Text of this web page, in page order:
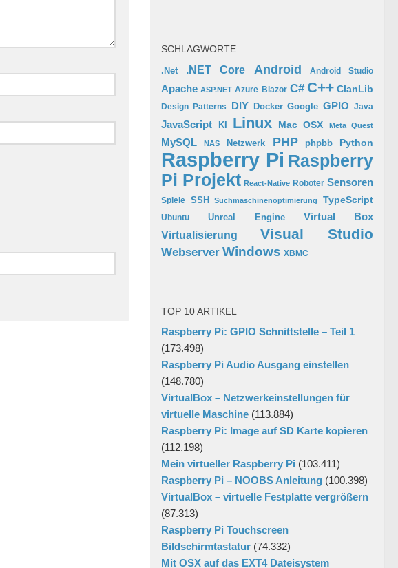
SCHLAGWORTE
.Net .NET Core Android Android Studio
Apache ASP.NET Azure Blazor C# C++ ClanLib
Design Patterns DIY Docker Google GPIO Java
JavaScript KI Linux Mac OSX Meta Quest
MySQL NAS Netzwerk PHP phpbb Python
Raspberry Pi Raspberry
Pi Projekt React-Native Roboter Sensoren
Spiele SSH Suchmaschinenoptimierung TypeScript
Ubuntu Unreal Engine
Virtual Box
Virtualisierung
Visual Studio
Webserver Windows XBMC
TOP 10 ARTIKEL
Raspberry Pi: GPIO Schnittstelle – Teil 1
(173.498)
Raspberry Pi Audio Ausgang einstellen
(148.780)
VirtualBox – Netzwerkeinstellungen für
virtuelle Maschine (113.884)
Raspberry Pi: Image auf SD Karte kopieren
(112.198)
Mein virtueller Raspberry Pi (103.411)
Raspberry Pi – NOOBS Anleitung (100.398)
VirtualBox – virtuelle Festplatte vergrößern
(87.313)
Raspberry Pi Touchscreen
Bildschirmtastatur (74.332)
Mit OSX auf das EXT4 Dateisystem